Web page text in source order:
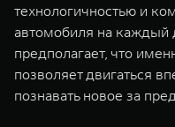
технологичностью и
автомобиля на
предполагает, что
позволяет двигаться
познавать новое за